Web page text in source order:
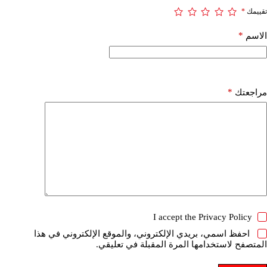
تقييمك *
الاسم *
مراجعتك *
I accept the Privacy Policy
احفظ اسمي، بريدي الإلكتروني، والموقع الإلكتروني في هذا
المتصفح لاستخدامها المرة المقبلة في تعليقي.